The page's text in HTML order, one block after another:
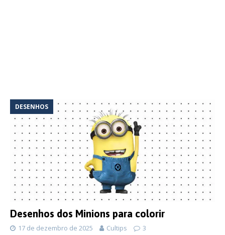
DESENHOS
Desenhos dos Minions para colorir
17 de dezembro de 2025 Cultips 3